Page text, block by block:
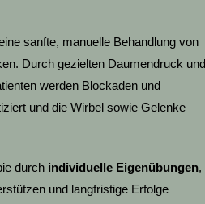
sanfte, manuelle Behandlung von
Durch gezielten Daumendruck und
werden Blockaden und
und die Wirbel sowie Gelenke
durch individuelle Eigenübungen,
und langfristige Erfolge